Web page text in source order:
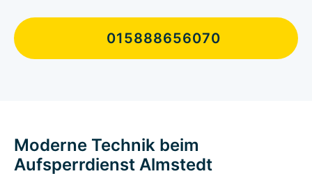
015888656070
Moderne Technik beim
Aufsperrdienst Almstedt